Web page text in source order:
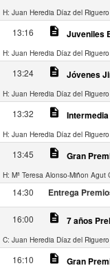
H: Juan Heredia Díaz del Riguero
13:16 description Juveniles
H: Juan Heredia Díaz del Riguero
13:24 description Jóvenes
H: Juan Heredia Díaz del Riguero
13:32 description
H: Juan Heredia Díaz del Riguero
13:45 description Gran
H: Mª Teresa Alonso-Miñon Agut
14:30 Entrega
16:00 description 7 años
C: Juan Heredia Díaz del Riguero
16:10 description Gran